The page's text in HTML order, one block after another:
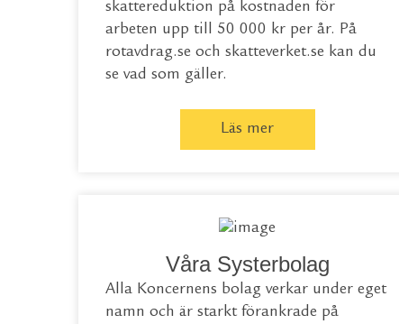
skattereduktion på kostnaden för
arbeten upp till 50 000 kr per år. På
rotavdrag.se och skatteverket.se kan du
se vad som gäller.
Läs mer
Våra Systerbolag
Alla Koncernens bolag verkar under eget
namn och är starkt förankrade på